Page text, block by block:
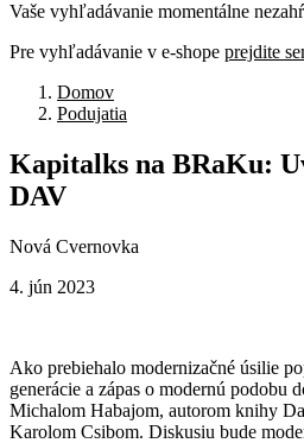
Vaše vyhľadávanie momentálne
Pre vyhľadávanie v e-shope prejdite
Domov
Podujatia
Kapitalks na BRaKu:
DAV
Nová Cvernovka
4. jún 2023
Ako prebiehalo modernizačné úsilie
generácie a zápas o modernú podobu
Michalom Habajom, autorom knihy
Karolom Csibom. Diskusiu bude